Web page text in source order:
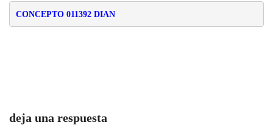
CONCEPTO 011392 DIAN
deja una respuesta